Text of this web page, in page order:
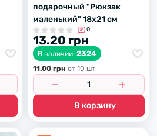
подарочный "Рюкзак
маленький" 18х21 см
0
13.20 грн
В наличии: 2324
11.00 грн от 10 шт
В корзину